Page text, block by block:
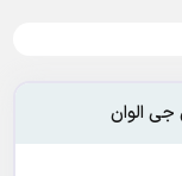
جی الوان